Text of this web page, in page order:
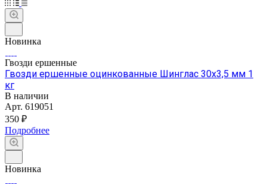
Новинка
Гвозди ершенные
Гвозди ершенные оцинкованные Шинглас 30х3,5 мм 1
кг
В наличии
Арт. 619051
350 ₽
Подробнее
Новинка